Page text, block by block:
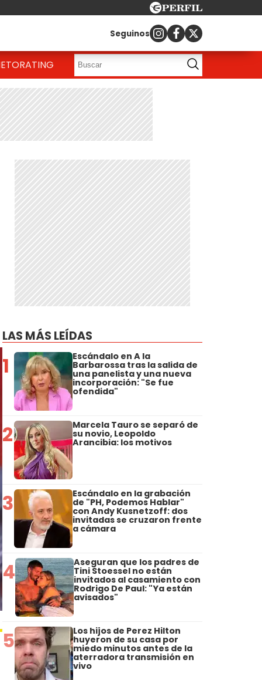
Seguinos
RATING
LAS MÁS LEÍDAS
1 Escándalo en A la
Barbarossa tras la salida de
una panelista y una nueva
incorporación: "Se fue
ofendida"
2 Marcela Tauro se separó de
su novio, Leopoldo
Arancibia: los motivos
3 Escándalo en la grabación
de "PH, Podemos Hablar"
con Andy Kusnetzoff: dos
invitadas se cruzaron frente
a cámara
4 Aseguran que los padres de
Tini Stoessel no están
invitados al casamiento con
Rodrigo De Paul: "Ya están
avisados"
5 Los hijos de Perez Hilton
huyeron de su casa por
miedo minutos antes de la
aterradora transmisión en
vivo